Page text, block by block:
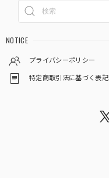
NOTICE
プライバシーポリシー
特定商取引法に基づく表記